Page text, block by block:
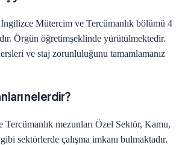
İngilizce Mütercim ve Tercümanlık bölümü 4
Örgün öğretimşeklinde yürütülmektedir.
ve staj zorunluluğunu tamamlamanız
nelerdir?
Tercümanlık mezunları Özel Sektör, Kamu,
gibi sektörlerde çalışma imkanı bulmaktadır.